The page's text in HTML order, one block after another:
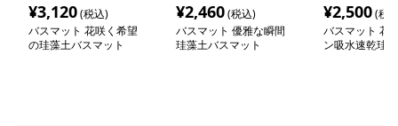
¥3,120(税込)
バスマット 花咲く希望
の珪藻土バスマット
¥2,460(税込)
バスマット 優雅な瞬間
珪藻土バスマット
¥2,500(税
バスマット 花
ン吸水速乾珪